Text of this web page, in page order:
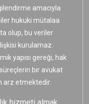
amacıyla
hukuki mütalaa
olup, bu veriler
kurulamaz.
yapısı gereği, hak
bir avukat
arz etmektedir.